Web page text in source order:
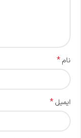
نام*
ایمیل*